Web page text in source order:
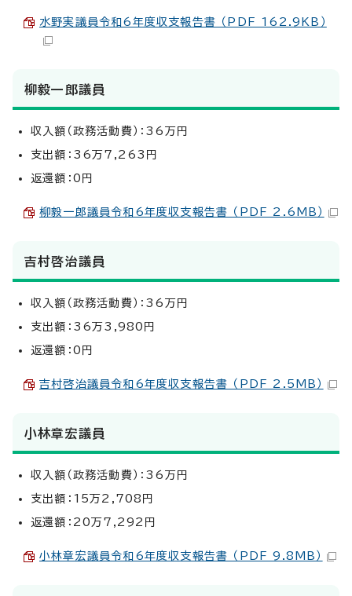
水野実議員令和6年度収支報告書 （PDF 162.9KB）
柳毅一郎議員
収入額（政務活動費）：36万円
支出額：36万7,263円
返還額：0円
柳毅一郎議員令和6年度収支報告書 （PDF 2.6MB）
吉村啓治議員
収入額（政務活動費）：36万円
支出額：36万3,980円
返還額：0円
吉村啓治議員令和6年度収支報告書 （PDF 2.5MB）
小林章宏議員
収入額（政務活動費）：36万円
支出額：15万2,708円
返還額：20万7,292円
小林章宏議員令和6年度収支報告書 （PDF 9.8MB）